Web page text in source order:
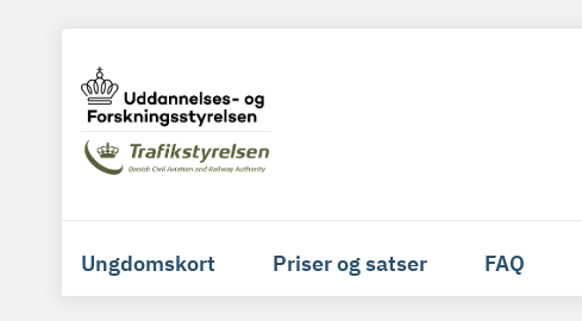
Ungdomskort Priser og satser FAQ